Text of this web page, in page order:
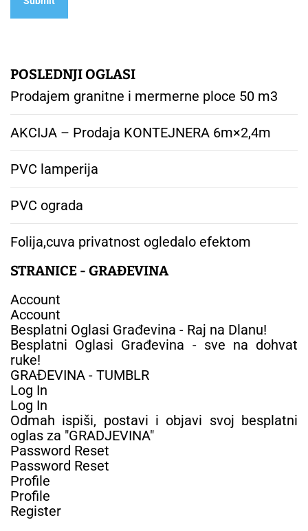
POSLEDNJI OGLASI
Prodajem granitne i mermerne ploce 50 m3
AKCIJA – Prodaja KONTEJNERA 6m×2,4m
PVC lamperija
PVC ograda
Folija,cuva privatnost ogledalo efektom
STRANICE - GRAĐEVINA
Account
Account
Besplatni Oglasi Građevina - Raj na Dlanu!
Besplatni Oglasi Građevina - sve na dohvat
ruke!
GRAĐEVINA - TUMBLR
Log In
Log In
Odmah ispiši, postavi i objavi svoj besplatni
oglas za "GRADJEVINA"
Password Reset
Password Reset
Profile
Profile
Register